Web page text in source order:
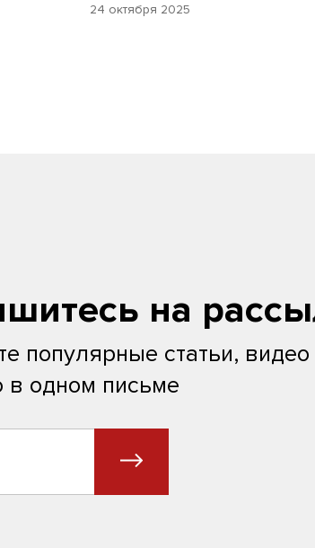
24 октября 2025
на
популярные статьи,
в одном письме